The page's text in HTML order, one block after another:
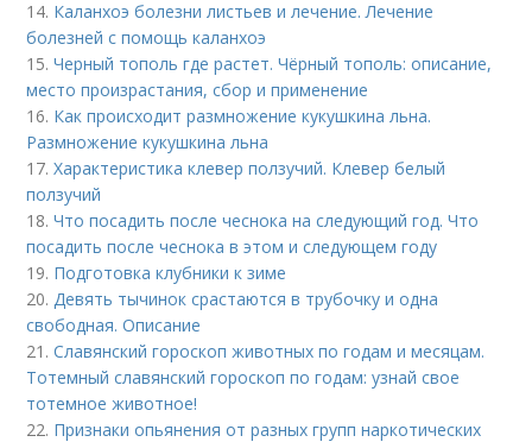
14. Каланхоэ болезни листьев и лечение. Лечение
болезней с помощь каланхоэ
15.Черный тополь где растет. Чёрный тополь: описание,
место произрастания, сбор и применение
16. Как происходит размножение кукушкина льна.
Размножение кукушкина льна
17.Характеристика клевер ползучий. Клевер белый
ползучий
18.Что посадить после чеснока на следующий год. Что
посадить после чеснока в этом и следующем году
19. Подготовка клубники к зиме
20. Девять тычинок срастаются в трубочку и одна
свободная. Описание
21.Славянский гороскоп животных по годам и месяцам.
Тотемный славянский гороскоп по годам: узнай свое
тотемное животное!
22. Признаки опьянения от разных групп наркотических